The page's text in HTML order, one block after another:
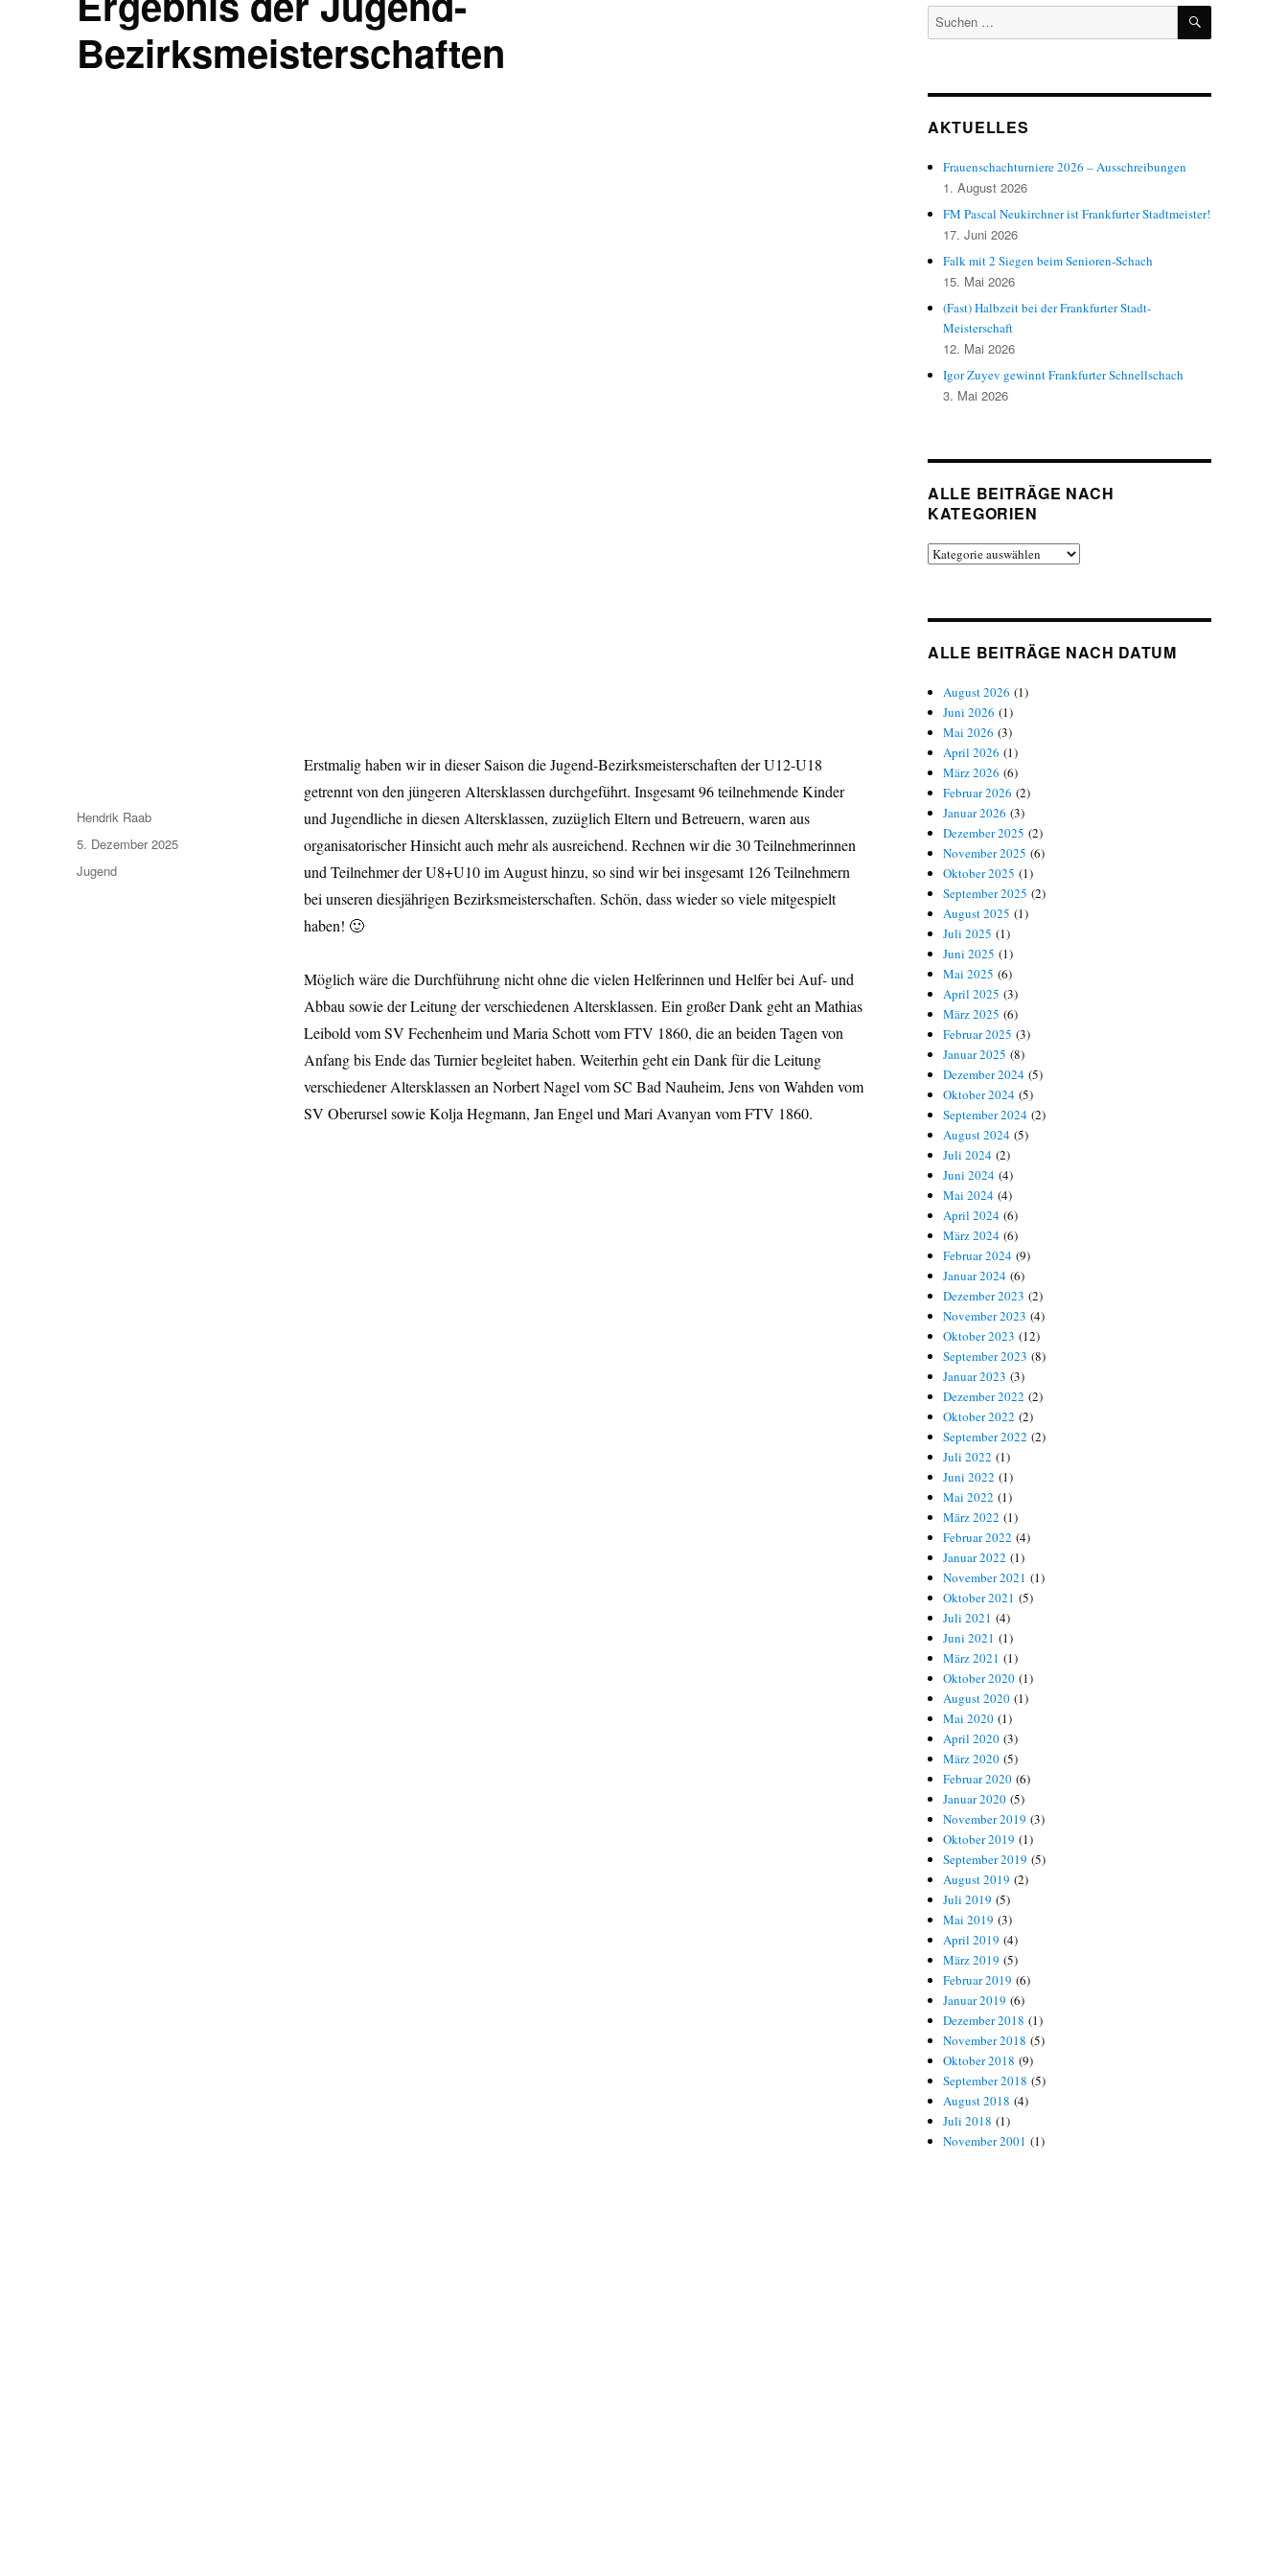
Bezirksmeisterschaften
Erstmalig haben wir in dieser Saison die Jugend-Bezirksmeisterschaften der U12-U18
getrennt von den jüngeren Altersklassen durchgeführt. Insgesamt 96 teilnehmende Kinder
und Jugendliche in diesen Altersklassen, zuzüglich Eltern und Betreuern, waren aus
organisatorischer Hinsicht auch mehr als ausreichend. Rechnen wir die 30 Teilnehmerinnen
und Teilnehmer der U8+U10 im August hinzu, so sind wir bei insgesamt 126 Teilnehmern
bei unseren diesjährigen Bezirksmeisterschaften. Schön, dass wieder so viele mitgespielt
haben! 🙂
Möglich wäre die Durchführung nicht ohne die vielen Helferinnen und Helfer bei Auf- und
Abbau sowie der Leitung der verschiedenen Altersklassen. Ein großer Dank geht an Mathias
Leibold vom SV Fechenheim und Maria Schott vom FTV 1860, die an beiden Tagen von
Anfang bis Ende das Turnier begleitet haben. Weiterhin geht ein Dank für die Leitung
verschiedener Altersklassen an Norbert Nagel vom SC Bad Nauheim, Jens von Wahden vom
SV Oberursel sowie Kolja Hegmann, Jan Engel und Mari Avanyan vom FTV 1860.
Autor
Hendrik Raab
Veröffentlicht
am
5. Dezember 2025
Kategorien
Jugend
Suchen
nach:
SUCHEN
AKTUELLES
Frauenschachturniere 2026 – Ausschreibungen
1. August 2026
FM Pascal Neukirchner ist Frankfurter Stadtmeister!
17. Juni 2026
Falk mit 2 Siegen beim Senioren-Schach
15. Mai 2026
(Fast) Halbzeit bei der Frankfurter Stadt-
Meisterschaft
12. Mai 2026
Igor Zuyev gewinnt Frankfurter Schnellschach
3. Mai 2026
ALLE BEITRÄGE NACH
KATEGORIEN
Alle
ALLE BEITRÄGE NACH DATUM
August 2026 (1)
Juni 2026 (1)
Mai 2026 (3)
April 2026 (1)
März 2026 (6)
Februar 2026 (2)
Januar 2026 (3)
Dezember 2025 (2)
November 2025 (6)
Oktober 2025 (1)
September 2025 (2)
August 2025 (1)
Juli 2025 (1)
Juni 2025 (1)
Mai 2025 (6)
April 2025 (3)
März 2025 (6)
Februar 2025 (3)
Januar 2025 (8)
Dezember 2024 (5)
Oktober 2024 (5)
September 2024 (2)
August 2024 (5)
Juli 2024 (2)
Juni 2024 (4)
Mai 2024 (4)
April 2024 (6)
März 2024 (6)
Februar 2024 (9)
Januar 2024 (6)
Dezember 2023 (2)
November 2023 (4)
Oktober 2023 (12)
September 2023 (8)
Januar 2023 (3)
Dezember 2022 (2)
Oktober 2022 (2)
September 2022 (2)
Juli 2022 (1)
Juni 2022 (1)
Mai 2022 (1)
März 2022 (1)
Februar 2022 (4)
Januar 2022 (1)
November 2021 (1)
Oktober 2021 (5)
Juli 2021 (4)
Juni 2021 (1)
März 2021 (1)
Oktober 2020 (1)
August 2020 (1)
Mai 2020 (1)
April 2020 (3)
März 2020 (5)
Februar 2020 (6)
Januar 2020 (5)
November 2019 (3)
Oktober 2019 (1)
September 2019 (5)
August 2019 (2)
Juli 2019 (5)
Mai 2019 (3)
April 2019 (4)
März 2019 (5)
Februar 2019 (6)
Januar 2019 (6)
Dezember 2018 (1)
November 2018 (5)
Oktober 2018 (9)
September 2018 (5)
August 2018 (4)
Juli 2018 (1)
November 2001 (1)